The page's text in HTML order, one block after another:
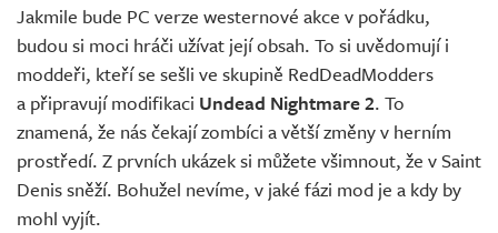
Jakmile bude PC verze westernové akce v pořádku,
budou si moci hráči užívat její obsah. To si uvědomují i
moddeři, kteří se sešli ve skupině RedDeadModders
a připravují modifikaci Undead Nightmare 2. To
znamená, že nás čekají zombíci a větší změny v herním
prostředí. Z prvních ukázek si můžete všimnout, že v Saint
Denis sněží. Bohužel nevíme, v jaké fázi mod je a kdy by
mohl vyjít.